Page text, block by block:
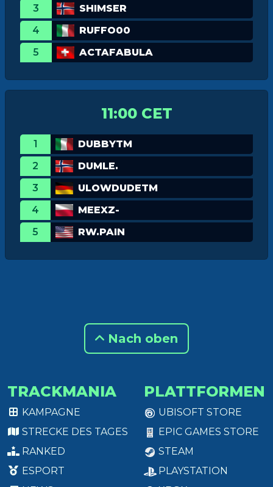
3
SHIMSER
4
RUFFO00
5
ACTAFABULA
11:00 CET
1
DUBBYTM
2
DUMLE.
3
ULOWDUDETM
4
MEEXZ-
5
RW.PAIN
Nach oben
TRACKMANIA
KAMPAGNE
STRECKE DES TAGES
RANKED
ESPORT
PLATTFORMEN
UBISOFT STORE
EPIC GAMES STORE
STEAM
PLAYSTATION